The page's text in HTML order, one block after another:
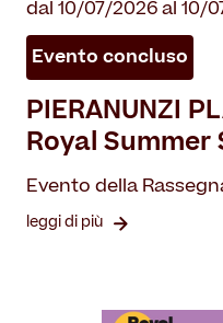
dal 10/07/2026 al 10/
Evento concluso
PIERANUNZI
Royal Summer
Evento della
leggi di più